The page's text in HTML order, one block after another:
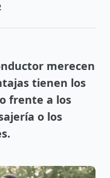
merecen
tienen los
frente a los
o los